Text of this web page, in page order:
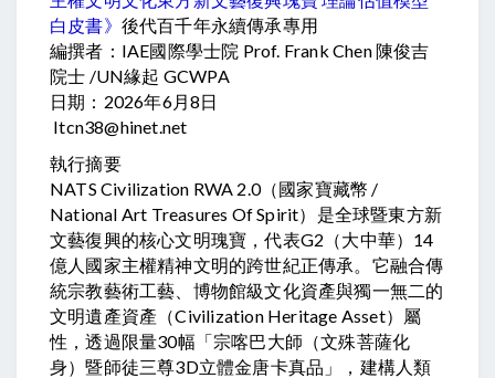
白皮書》 後代百千年永續傳承專用
編撰者：IAE國際學士院 Prof. Frank Chen 陳俊吉
院士 /UN緣起 GCWPA
日期：2026年6月8日
Itcn38@hinet.net
執行摘要
NATS Civilization RWA 2.0（國家寶藏幣 /
National Art Treasures Of Spirit）是全球暨東方新
文藝復興的核心文明瑰寶，代表G2（大中華）14
億人國家主權精神文明的跨世紀正傳承。它融合傳
統宗教藝術工藝、博物館級文化資產與獨一無二的
文明遺產資產（Civilization Heritage Asset）屬
性，透過限量30幅「宗喀巴大師（文殊菩薩化
身）暨師徒三尊3D立體金唐卡真品」，建構人類